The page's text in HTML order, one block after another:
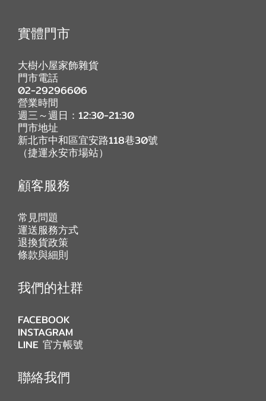
實體門市
大樹小屋家飾雜貨
門市電話
02-29296606
營業時間
週三～週日：12:30-21:30
門市地址
新北市中和區宜安路118巷30號
（捷運永安市場站）
顧客服務
常見問題
運送服務方式
退換貨政策
條款與細則
我們的社群
FACEBOOK
INSTAGRAM
LINE 官方帳號
聯絡我們